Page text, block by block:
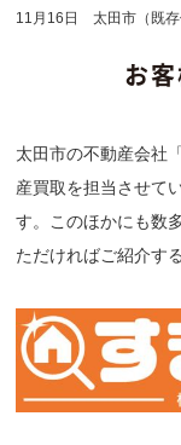
11月16日 太田市（既
お
太田市の不動産会社
産買取を担当させて
す。このほかにも数
ただければご紹介す